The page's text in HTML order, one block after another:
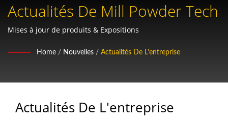
Actualités De Mill Powder Tech
Mises à jour de produits & Expositions
Home / Nouvelles / Actualités De L'entreprise
Actualités De L'entreprise